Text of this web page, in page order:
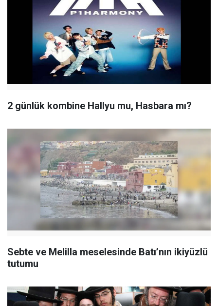
2 günlük kombine Hallyu mu, Hasbara mı?
Sebte ve Melilla meselesinde Batı’nın ikiyüzlü
tutumu